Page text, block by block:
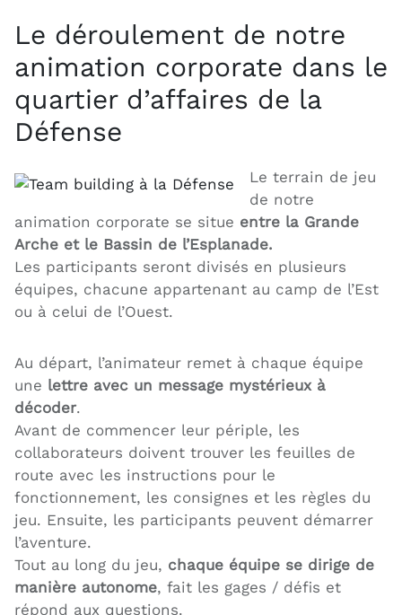
Le déroulement de notre
animation corporate dans le
quartier d’affaires de la
Défense
Le terrain de jeu
de notre
animation corporate se situe entre la Grande
Arche et le Bassin de l’Esplanade.
Les participants seront divisés en plusieurs
équipes, chacune appartenant au camp de l’Est
ou à celui de l’Ouest.
Au départ, l’animateur remet à chaque équipe
une lettre avec un message mystérieux à
décoder.
Avant de commencer leur périple, les
collaborateurs doivent trouver les feuilles de
route avec les instructions pour le
fonctionnement, les consignes et les règles du
jeu. Ensuite, les participants peuvent démarrer
l’aventure.
Tout au long du jeu, chaque équipe se dirige de
manière autonome, fait les gages / défis et
répond aux questions.